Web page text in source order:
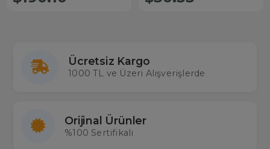
Mikrofonlu Kamera
Ücretsiz Kargo
1000 TL ve Üzeri Alışverişlerde
Orijinal Ürünler
%100 Sertifikalı